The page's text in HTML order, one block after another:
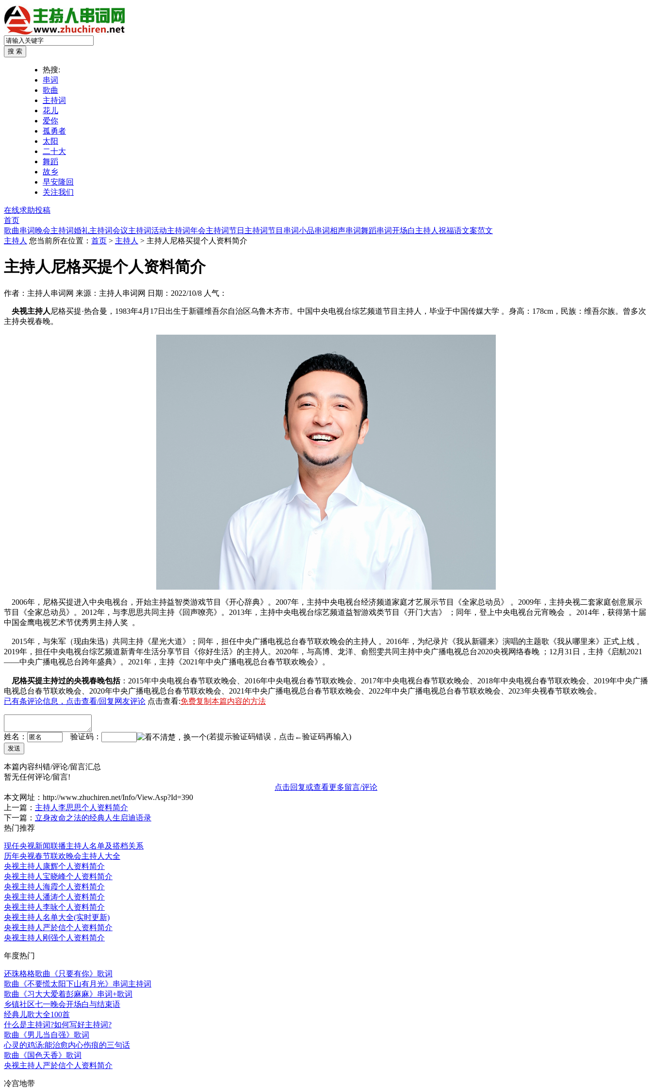
热搜:
串词
歌曲
主持词
花儿
爱你
孤勇者
太阳
二十大
舞蹈
故乡
早安隆回
关注我们
在线求助投稿
首页
歌曲串词晚会主持词婚礼主持词会议主持词活动主持词年会主持词节日主持词节目串词小品串词相声串词舞蹈串词开场白主持人 祝福语文案范文
主持人 您当前所在位置： 首页 > 主持人 > 主持人尼格买提个人资料简介
主持人尼格买提个人资料简介
作者：主持人串词网 来源：主持人串词网 日期：2022/10/8 人气：
央视主持人 尼格买提·热合曼，1983年4月17日出生于新疆维吾尔自治区乌鲁木齐市。中国中央电视台综艺频道节目主持人，毕业于中国传媒大学 。身高：178cm，民族：维吾尔族。曾多次
主持央视春晚。
2006年，尼格买提进入中央电视台，开始主持益智类游戏节目《开心辞典》。2007年，主持中央电视台经济频道家庭才艺展示节目《全家总动员》 。2009年，主持央视二套家庭创意展示
节目《全家总动员》。2012年，与李思思共同主持《回声嘹亮》。2013年，主持中央电视台综艺频道益智游戏类节目《开门大吉》 ；同年，登上中央电视台元宵晚会 。2014年，获得第十届
中国金鹰电视艺术节优秀男主持人奖 。
2015年，与朱军（现由朱迅）共同主持《星光大道》；同年，担任中央广播电视总台春节联欢晚会的主持人 。2016年，为纪录片《我从新疆来》演唱的主题歌《我从哪里来》正式上线 。
2019年，担任中央电视台综艺频道新青年生活分享节目《你好生活》的主持人。2020年，与高博、龙洋、俞熙雯共同主持中央广播电视总台2020央视网络春晚 ；12月31日，主持《启航2021
——中央广播电视总台跨年盛典》。2021年，主持《2021年中央广播电视总台春节联欢晚会》。
尼格买提主持过的央视春晚包括：2015年中央电视台春节联欢晚会、2016年中央电视台春节联欢晚会、2017年中央电视台春节联欢晚会、2018年中央电视台春节联欢晚会、2019年中央广播
电视总台春节联欢晚会、2020年中央广播电视总台春节联欢晚会、2021年中央广播电视总台春节联欢晚会、2022年中央广播电视总台春节联欢晚会、2023年央视春节联欢晚会。
已有条评论信息，点击查看/回复网友评论 点击查看:免费复制本篇内容的方法
姓名： 验证码： (若提示验证码错误，点击←验证码再输入)
本篇内容纠错/评论/留言汇总
暂无任何评论/留言!
点击回复或查看更多留言/评论
本文网址： http://www.zhuchiren.net/Info/View.Asp?Id=390
上一篇： 主持人李思思个人资料简介
下一篇： 立身改命之法的经典人生启迪语录
热门推荐
现任央视新闻联播主持人名单及搭档关系
历年央视春节联欢晚会主持人大全
央视主持人康辉个人资料简介
央视主持人宝晓峰个人资料简介
央视主持人海霞个人资料简介
央视主持人潘涛个人资料简介
央视主持人李咏个人资料简介
央视主持人名单大全(实时更新)
央视主持人严於信个人资料简介
央视主持人刚强个人资料简介
年度热门
还珠格格歌曲《只要有你》歌词
歌曲《不要慌太阳下山有月光》串词主持词
歌曲《习大大爱着彭麻麻》串词+歌词
乡镇社区七一晚会开场白与结束语
经典儿歌大全100首
什么是主持词?如何写好主持词?
歌曲《男儿当自强》歌词
心灵的鸡汤:能治愈内心伤痕的三句话
歌曲《国色天香》歌词
央视主持人严於信个人资料简介
冷宫地带